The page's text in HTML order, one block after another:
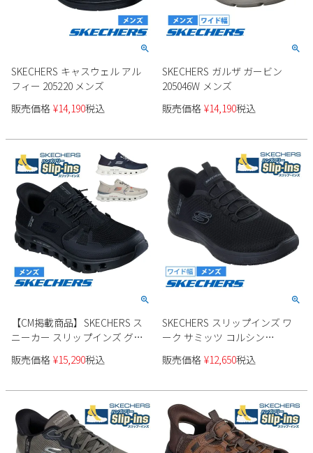
SKECHERS キャスウェル アル
フィー 205220 メンズ
販売価格 ¥14,190税込
SKECHERS ガルザ ガービン
205046W メンズ
販売価格 ¥14,190税込
【CM掲載商品】SKECHERS ス
ニーカー スリップインズ グラ
イドステップ プロ 232930 メン
ズ
販売価格 ¥15,290税込
SKECHERS スリップインズ ワ
ーク サミッツ コルシン
200205W メンズ
販売価格 ¥12,650税込